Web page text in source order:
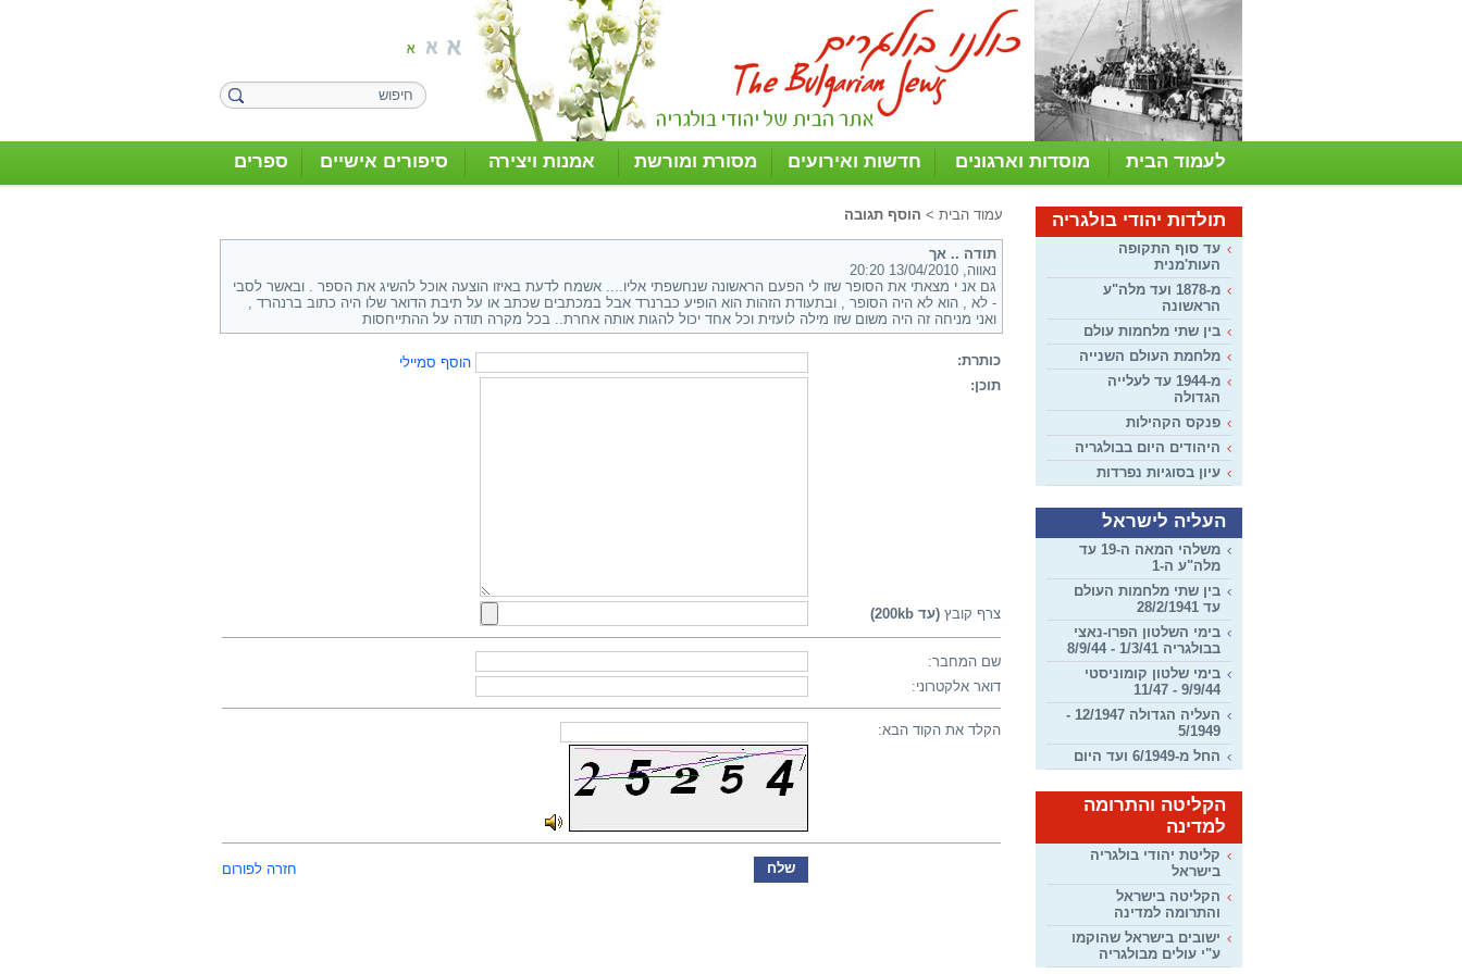
לעמוד הבית מוסדות וארגונים חדשות ואירועים מסורת ומורשת אמנות ויצירה סיפורים אישיים ספרים
תולדות יהודי בולגריה
עד סוף התקופה
העות'מנית
מ-1878 ועד מלה"ע
הראשונה
בין שתי מלחמות עולם
מלחמת העולם השנייה
מ-1944 עד לעלייה
הגדולה
פנקס הקהילות
היהודים היום בבולגריה
עיון בסוגיות נפרדות
העליה לישראל
משלהי המאה ה-19 עד
מלה"ע ה-1
בין שתי מלחמות העולם
עד 28/2/1941
בימי השלטון הפרו-נאצי
בבולגריה 1/3/41 - 8/9/44
בימי שלטון קומוניסטי
9/9/44 - 11/47
העליה הגדולה 12/1947 -
5/1949
החל מ-6/1949 ועד היום
הקליטה והתרומה
למדינה
קליטת יהודי בולגריה
בישראל
הקליטה בישראל
והתרומה למדינה
ישובים בישראל שהוקמו
ע"י עולים מבולגריה
עמוד הבית > הוסף תגובה
תודה .. אך
נאווה, 13/04/2010 20:20
גם אנ י מצאתי את הסופר שזו לי הפעם הראשונה שנחשפתי אליו.... אשמח לדעת באיזו הוצעה אוכל להשיג את הספר . ובאשר לסבי
- לא , הוא לא היה הסופר , ובתעודת הזהות הוא הופיע כברנרד אבל במכתבים שכתב או על תיבת הדואר שלו היה כתוב ברנהרד ,
ואני מניחה זה היה משום שזו מילה לועזית וכל אחד יכול להגות אותה אחרת.. בכל מקרה תודה על ההתייחסות
כותרת:
הוסף סמיילי
תוכן:
צרף קובץ (עד 200kb)
שם המחבר:
דואר אלקטרוני:
הקלד את הקוד הבא:
חזרה לפורום